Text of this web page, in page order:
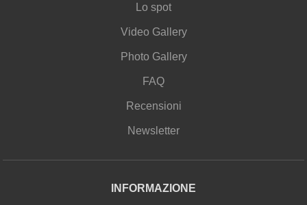
Lo spot
Video Gallery
Photo Gallery
FAQ
Recensioni
Newsletter
INFORMAZIONE